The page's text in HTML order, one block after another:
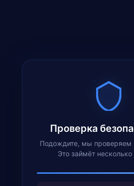
Проверка
Подождите, мы проверяем
Это займёт несколько